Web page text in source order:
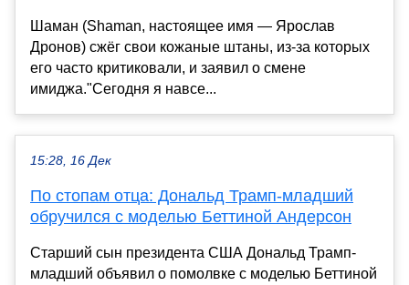
Шаман (Shaman, настоящее имя — Ярослав
Дронов) сжёг свои кожаные штаны, из-за которых
его часто критиковали, и заявил о смене
имиджа."Сегодня я навсе...
15:28, 16 Дек
По стопам отца: Дональд Трамп-младший
обручился с моделью Беттиной Андерсон
Старший сын президента США Дональд Трамп-
младший объявил о помолвке с моделью Беттиной